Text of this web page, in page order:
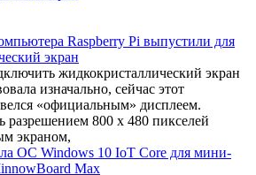
Raspberry Pi выпустили для
экран
жидкокристаллический экран
изначально, сейчас этот
«официальным» дисплеем.
800 x 480 пикселей
экраном,